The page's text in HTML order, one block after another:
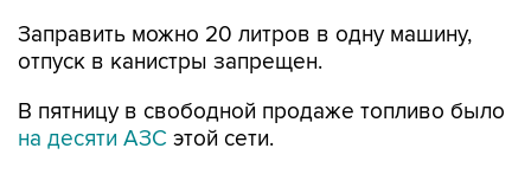
Заправить можно 20 литров в одну машину,
отпуск в канистры запрещен.
В пятницу в свободной продаже топливо было
на десяти АЗС этой сети.